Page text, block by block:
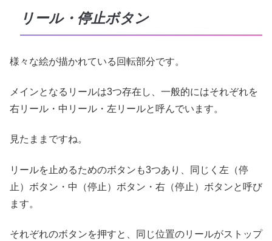
リール・停止ボタン
様々な絵が描かれている回転部分です。
メインとなるリールは3つ存在し、一般的にはそれぞれを
右リール・中リール・左リールと呼んでいます。
見たままですね。
リールを止めるためのボタンも3つあり、同じく左（停
止）ボタン・中（停止）ボタン・右（停止）ボタンと呼び
ます。
それぞれのボタンを押すと、同じ位置のリールがストップ